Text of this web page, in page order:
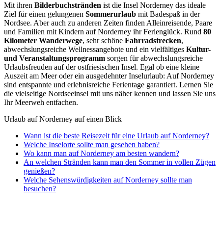
Mit ihren Bilderbuchstränden ist die Insel Norderney das ideale
Ziel für einen gelungenen Sommerurlaub mit Badespaß in der
Nordsee. Aber auch zu anderen Zeiten finden Alleinreisende, Paare
und Familien mit Kindern auf Norderney ihr Ferienglück. Rund 80
Kilometer Wanderwege, sehr schöne Fahrradstrecken,
abwechslungsreiche Wellnessangebote und ein vielfältiges Kultur-
und Veranstaltungsprogramm sorgen für abwechslungsreiche
Urlaubsfreuden auf der ostfriesischen Insel. Egal ob eine kleine
Auszeit am Meer oder ein ausgedehnter Inselurlaub: Auf Norderney
sind entspannte und erlebnisreiche Ferientage garantiert. Lernen Sie
die vielseitige Nordseeinsel mit uns näher kennen und lassen Sie uns
Ihr Meerweh entfachen.
Urlaub auf Norderney auf einen Blick
Wann ist die beste Reisezeit für eine Urlaub auf Norderney?
Welche Inselorte sollte man gesehen haben?
Wo kann man auf Norderney am besten wandern?
An welchen Stränden kann man den Sommer in vollen Zügen
genießen?
Welche Sehenswürdigkeiten auf Norderney sollte man
besuchen?